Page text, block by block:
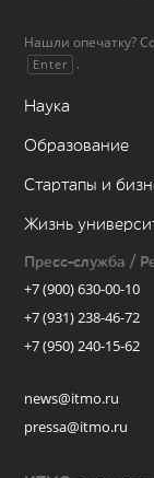
Нашли опечатку?
Enter .
Наука
Образование
Стартапы и
Жизнь
Пресс-служба /
+7 (900) 630-00-10
+7 (931) 238-46-72
+7 (950) 240-15-62
news@itmo.ru
pressa@itmo.ru